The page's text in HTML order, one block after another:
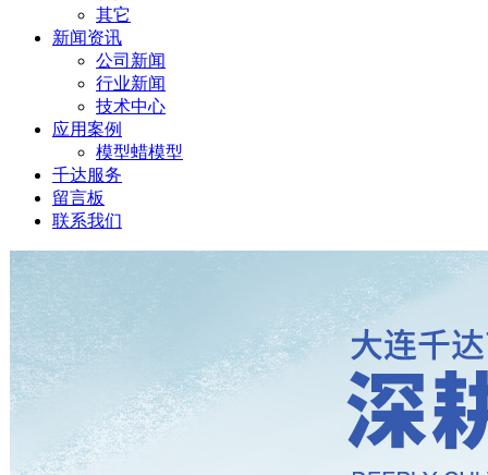
其它
新闻资讯
公司新闻
行业新闻
技术中心
应用案例
模型蜡模型
千达服务
留言板
联系我们